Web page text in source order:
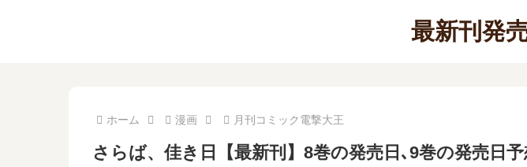
最新刊発
ホーム 漫画 月刊コミック電撃大王
さらば、佳き日【最新刊】8巻の発売日､9巻の発売日